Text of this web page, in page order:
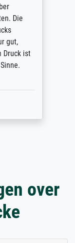
Die
gut,
Druck ist
over